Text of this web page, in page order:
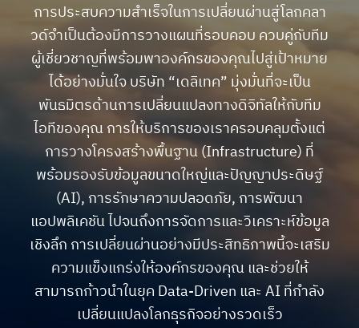
การประสบความสำเร็จในการเปลี่ยนผ่านสู่โลกคลา
วด์จำเป็นต้องมีการวางแผนที่รอบคอบ ควบคู่กับทีม
ผู้เชี่ยวชาญที่พร้อมพาองค์กรของคุณไปสู่เป้าหมาย
ได้อย่างมั่นใจ บริษัท “เดลิเทค” มุ่งมั่นที่จะเป็น
พันธมิตรด้านการเปลี่ยนแปลงทางดิจิทัลให้กับทีม
ไอทีของคุณ การให้บริการของเราครอบคลุมตั้งแต่
การวางโครงสร้างพื้นฐาน (Infrastructure) ที่
พร้อมรองรับข้อมูลขนาดใหญ่และปัญญาประดิษฐ์
(AI), การรักษาความปลอดภัย, การพัฒนา
แอปพลิเคชัน ไปจนถึงการจัดการและวิเคราะห์ข้อมูล
เชิงลึก การเปลี่ยนผ่านอย่างมีประสิทธิภาพนี้จะเสริม
ความแข็งแกร่งให้องค์กรของคุณ และช่วยให้
สามารถก้าวนำในยุค Data-Driven และ AI ที่กำลัง
เปลี่ยนแปลงโลกธุรกิจอย่างรวดเร็ว